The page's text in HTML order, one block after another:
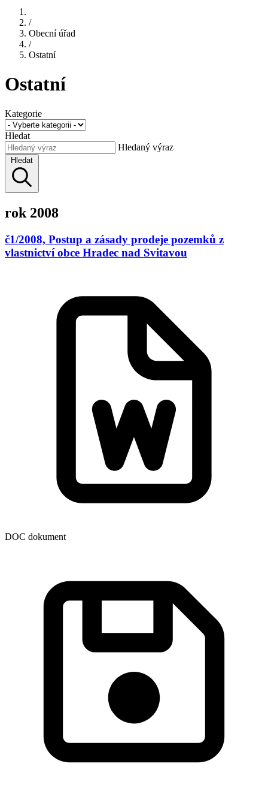
/
Obecní úřad
/
Ostatní
Ostatní
Kategorie
Hledat
Hledaný výraz
Hledat
rok 2008
č1/2008, Postup a zásady prodeje pozemků z
vlastnictví obce Hradec nad Svitavou
DOC dokument